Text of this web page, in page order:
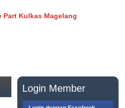
Part Kulkas Magelang
Login Member